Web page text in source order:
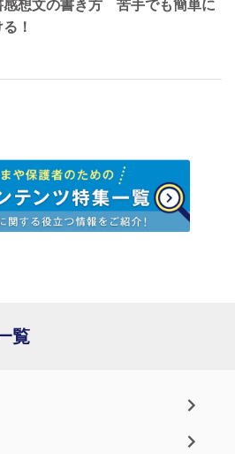
感想文の書き方 苦手でも簡単に
！
覧